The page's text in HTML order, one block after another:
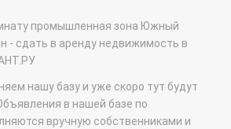
промышленная зона Южный
- сдать в аренду недвижимость в
нашу базу и уже скоро тут будут
в нашей базе по
вручную собственниками и